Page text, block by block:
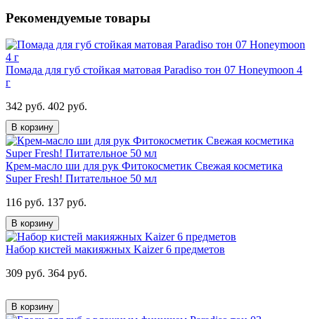
Рекомендуемые товары
Помада для губ стойкая матовая Paradiso тон 07 Honeymoon 4
г
342 руб. 402 руб.
В корзину
Крем-масло ши для рук Фитокосметик Свежая косметика
Super Fresh! Питательное 50 мл
116 руб. 137 руб.
В корзину
Набор кистей макияжных Kaizer 6 предметов
309 руб. 364 руб.
В корзину